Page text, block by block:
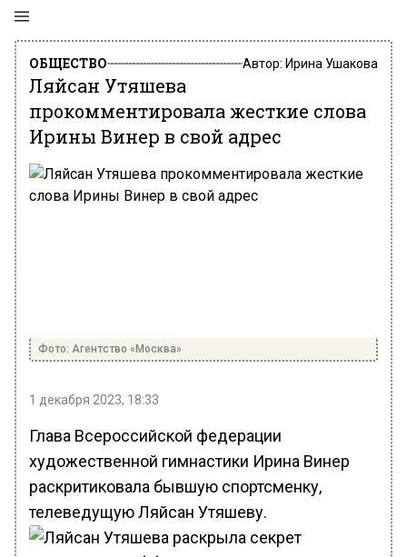
ОБЩЕСТВО Автор: Ирина Ушакова
Ляйсан Утяшева
прокомментировала жесткие слова
Ирины Винер в свой адрес
Фото: Агентство «Москва»
1 декабря 2023, 18:33
Глава Всероссийской федерации
художественной гимнастики Ирина Винер
раскритиковала бывшую спортсменку,
телеведущую Ляйсан Утяшеву.